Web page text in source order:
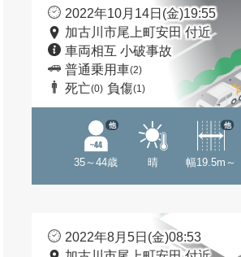
2022年10月14日(金)19:55
加古川市尾上町安田 付近
車両相互 小破事故
普通乗用車(2)
死亡(0) 負傷(1)
35～44歳
他
晴 幅19.5m～
他
2022年8月5日(金)08:53